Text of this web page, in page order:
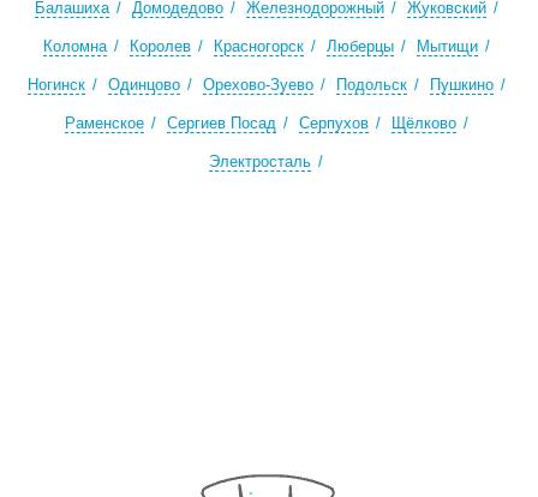
Балашиха Домодедово Железнодорожный Жуковский
Коломна Королев Красногорск Люберцы Мытищи
Ногинск Одинцово Орехово-Зуево Подольск Пушкино
Раменское Сергиев Посад Серпухов Щёлково
Электросталь